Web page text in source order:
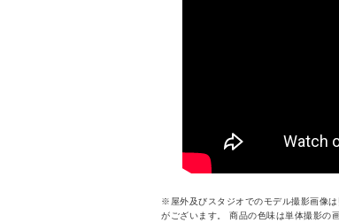
※屋外及びスタジオでのモデル撮影画像
がございます。 商品の色味は単体撮影の